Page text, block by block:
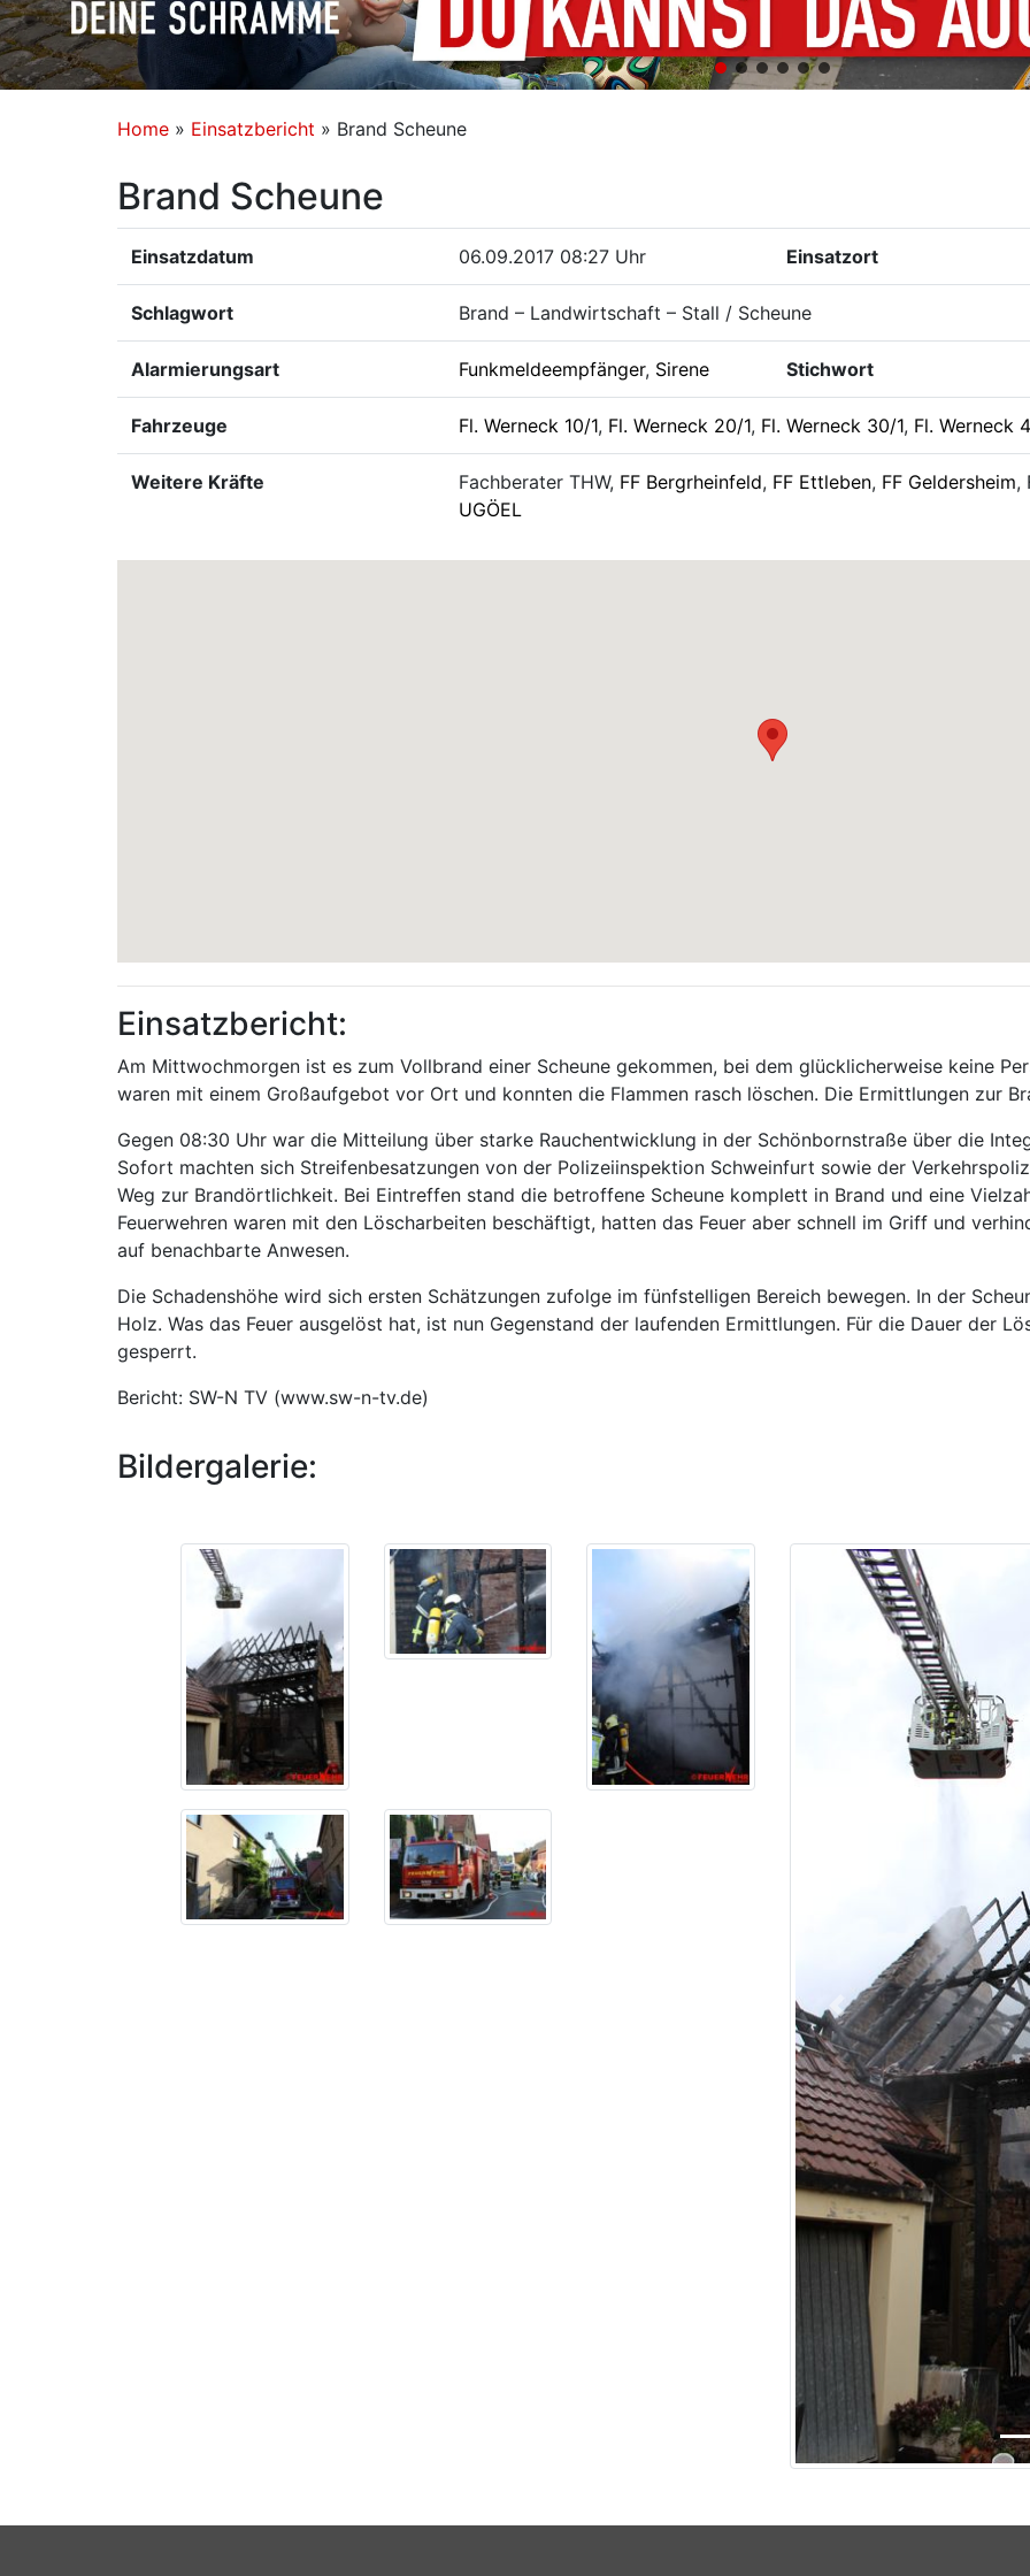
Home » Einsatzbericht » Brand Scheune
Brand Scheune
Einsatzdatum 06.09.2017 08:27 Uhr Einsatzort
Schlagwort Brand – Landwirtschaft – Stall / Scheune
Alarmierungsart Funkmeldeempfänger, Sirene Stichwort
Fahrzeuge Fl. Werneck 10/1, Fl. Werneck 20/1, Fl. Werneck 30/1, Fl. Werneck
Weitere Kräfte Fachberater THW, FF Bergrheinfeld, FF Ettleben, FF Geldersheim,
UGÖEL
Einsatzbericht:
Am Mittwochmorgen ist es zum Vollbrand einer Scheune gekommen, bei dem glücklicherweise keine
waren mit einem Großaufgebot vor Ort und konnten die Flammen rasch löschen. Die Ermittlungen zur
Gegen 08:30 Uhr war die Mitteilung über starke Rauchentwicklung in der Schönbornstraße über die
Sofort machten sich Streifenbesatzungen von der Polizeiinspektion Schweinfurt sowie der
Weg zur Brandörtlichkeit. Bei Eintreffen stand die betroffene Scheune komplett in Brand und eine
Feuerwehren waren mit den Löscharbeiten beschäftigt, hatten das Feuer aber schnell im Griff und
auf benachbarte Anwesen.
Die Schadenshöhe wird sich ersten Schätzungen zufolge im fünfstelligen Bereich bewegen. In der
Holz. Was das Feuer ausgelöst hat, ist nun Gegenstand der laufenden Ermittlungen. Für die Dauer der
gesperrt.
Bericht: SW-N TV (www.sw-n-tv.de)
Bildergalerie:
Previous